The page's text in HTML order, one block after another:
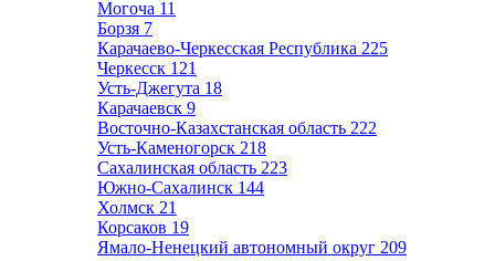
Могоча 11
Борзя 7
Карачаево-Черкесская Республика 225
Черкесск 121
Усть-Джегута 18
Карачаевск 9
Восточно-Казахстанская область 222
Усть-Каменогорск 218
Сахалинская область 223
Южно-Сахалинск 144
Холмск 21
Корсаков 19
Ямало-Ненецкий автономный округ 209